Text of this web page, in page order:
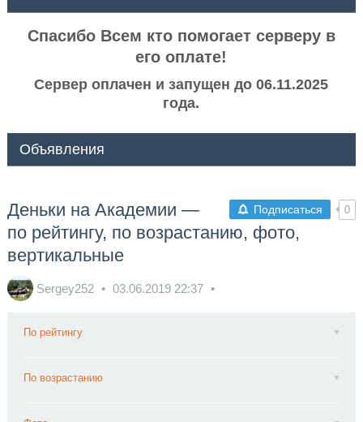
Спасибо Всем кто помогает серверу в
его оплате!
Сервер оплачен и запущен до 06.11.2025
года.
Объявления
Подписаться 0
Деньки на Академии —
по рейтингу, по возрастанию, фото,
вертикальные
Sergey252 03.06.2019 22:37
По рейтингу
По возрастанию